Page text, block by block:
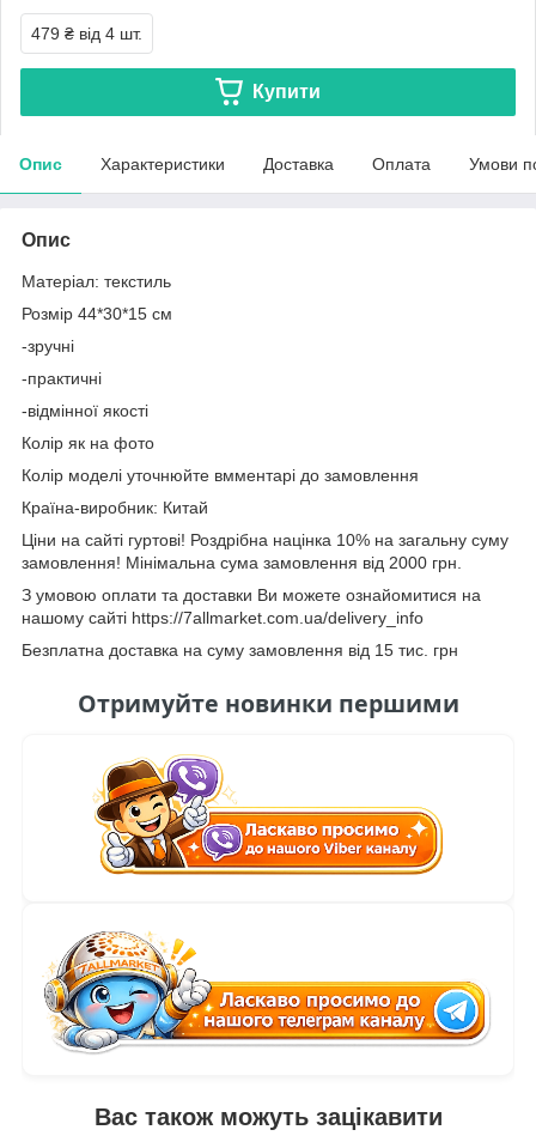
479 ₴ від 4 шт.
Купити
Опис Характеристики Доставка Оплата Умови
Опис
Матеріал: текстиль
Розмір 44*30*15 см
-зручні
-практичні
-відмінної якості
Колір як на фото
Колір моделі уточнюйте вмментарі до замовлення
Країна-виробник: Китай
Ціни на сайті гуртові! Роздрібна націнка 10% на загальну суму
замовлення! Мінімальна сума замовлення від 2000 грн.
З умовою оплати та доставки Ви можете ознайомитися на
нашому сайті https://7allmarket.com.ua/delivery_info
Безплатна доставка на суму замовлення від 15 тис. грн
Отримуйте новинки першими
Вас також можуть зацікавити